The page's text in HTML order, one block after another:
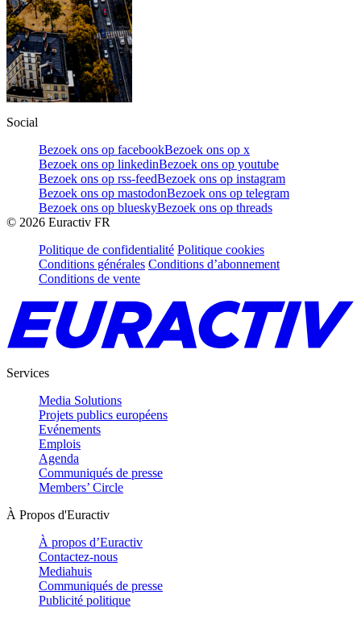
Social
Bezoek ons op facebookBezoek ons op x
Bezoek ons op linkedinBezoek ons op youtube
Bezoek ons op rss-feedBezoek ons op instagram
Bezoek ons op mastodonBezoek ons op telegram
Bezoek ons op blueskyBezoek ons op threads
© 2026 Euractiv FR
Politique de confidentialité Politique cookies
Conditions générales Conditions d’abonnement
Conditions de vente
Services
Media Solutions
Projets publics européens
Evénements
Emplois
Agenda
Communiqués de presse
Members’ Circle
À Propos d'Euractiv
À propos d’Euractiv
Contactez-nous
Mediahuis
Communiqués de presse
Publicité politique